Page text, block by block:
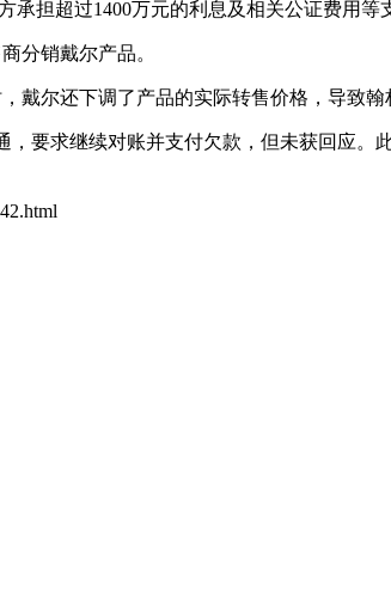
担超过1400万元的利息及相关公证费用等
分销戴尔产品。
尔还下调了产品的实际转售价格，导致翰
，要求继续对账并支付欠款，但未获回应。